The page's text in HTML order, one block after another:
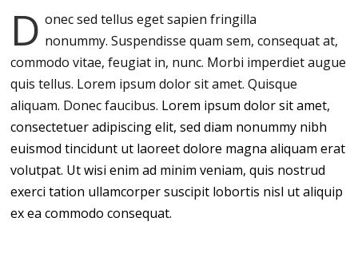
D onec sed tellus eget sapien fringilla
nonummy.Suspendisse quam sem, consequat at,
commodo vitae, feugiat in, nunc. Morbi imperdiet augue
quis tellus. Lorem ipsum dolor sit amet. Quisque
aliquam. Donec faucibus. Lorem ipsum dolor sit amet,
consectetuer adipiscing elit, sed diam nonummy nibh
euismod tincidunt ut laoreet dolore magna aliquam erat
volutpat. Ut wisi enim ad minim veniam, quis nostrud
exerci tation ullamcorper suscipit lobortis nisl ut aliquip
ex ea commodo consequat.